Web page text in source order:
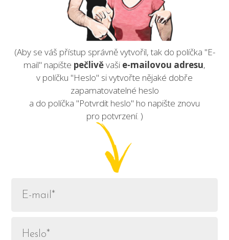
(Aby se váš přístup správně vytvořil, tak do políčka "E-
mail" napište pečlivěvaši e-mailovou adresu,
v políčku "Heslo" si vytvořte nějaké dobře
zapamatovatelné heslo
a do políčka "Potvrdit heslo" ho napište znovu
pro potvrzení. )